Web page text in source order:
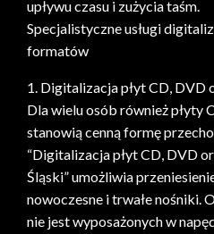
upływu czasu i zużycia taśm.
Specjalistyczne usługi
formatów
1. Digitalizacja płyt CD, DVD
Dla wielu osób również płyty
stanowią cenną formę
“Digitalizacja płyt CD, DVD
Śląski” umożliwia
nowoczesne i trwałe nośniki.
nie jest wyposażonych w